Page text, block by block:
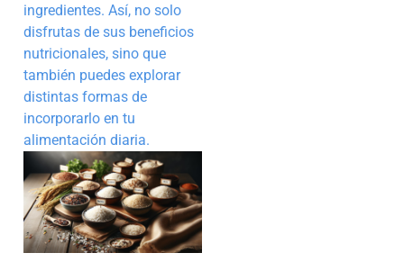
ingredientes. Así, no solo
disfrutas de sus beneficios
nutricionales, sino que
también puedes explorar
distintas formas de
incorporarlo en tu
alimentación diaria.